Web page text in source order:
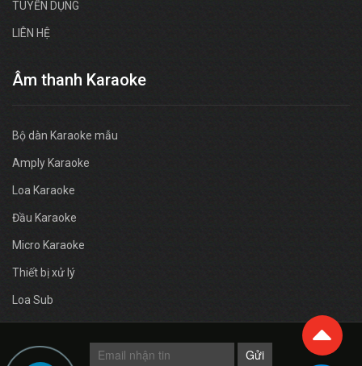
TUYỂN DỤNG
LIÊN HỆ
Âm thanh Karaoke
Bộ dàn Karaoke mẫu
Amply Karaoke
Loa Karaoke
Đầu Karaoke
Micro Karaoke
Thiết bị xử lý
Loa Sub
Gửi